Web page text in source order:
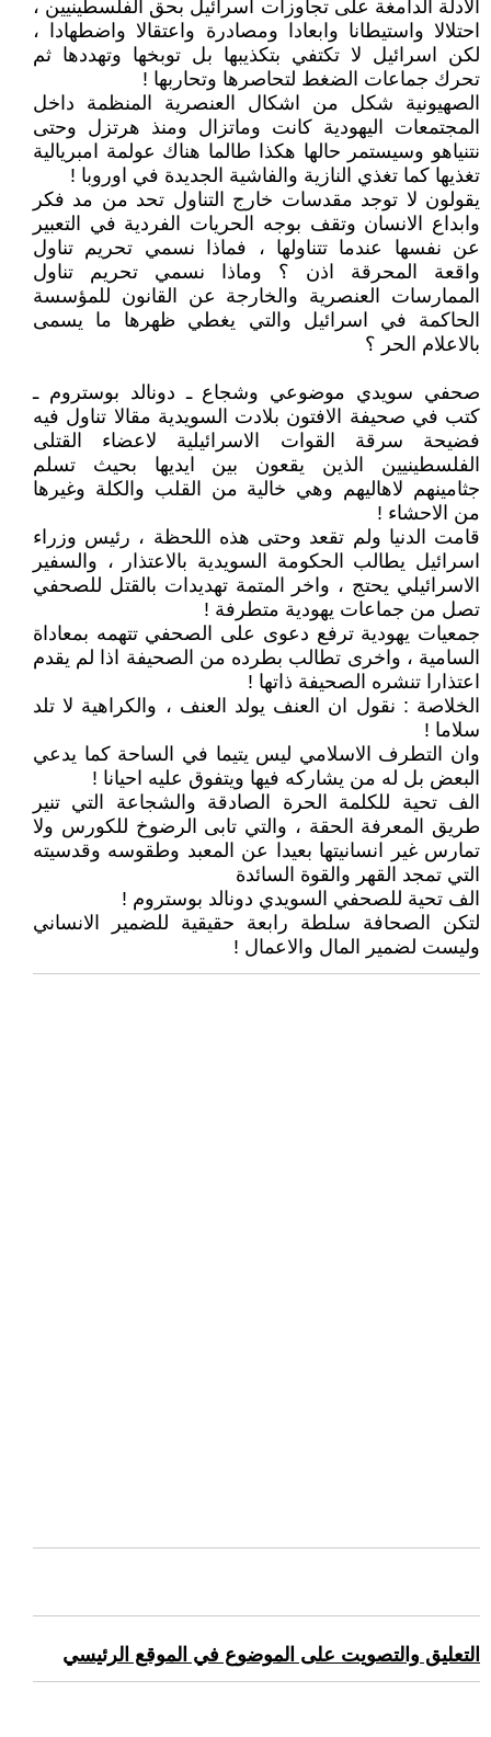
الادلة الدامغة على تجاوزات اسرائيل بحق الفلسطينيين ،
احتلالا واستيطانا وابعادا ومصادرة واعتقالا واضطهادا ،
لكن اسرائيل لا تكتفي بتكذيبها بل توبخها وتهددها ثم
تحرك جماعات الضغط لتحاصرها وتحاربها !
الصهيونية شكل من اشكال العنصرية المنظمة داخل
المجتمعات اليهودية كانت وماتزال ومنذ هرتزل وحتى
نتنياهو وسيستمر حالها هكذا طالما هناك عولمة امبريالية
تغذيها كما تغذي النازية والفاشية الجديدة في اوروبا !
يقولون لا توجد مقدسات خارج التناول تحد من مد فكر
وابداع الانسان وتقف بوجه الحريات الفردية في التعبير
عن نفسها عندما تتناولها ، فماذا نسمي تحريم تناول
واقعة المحرقة اذن ؟ وماذا نسمي تحريم تناول
الممارسات العنصرية والخارجة عن القانون للمؤسسة
الحاكمة في اسرائيل والتي يغطي ظهرها ما يسمى
بالاعلام الحر ؟
صحفي سويدي موضوعي وشجاع ـ دونالد بوستروم ـ
كتب في صحيفة الافتون بلادت السويدية مقالا تناول فيه
فضيحة سرقة القوات الاسرائيلية لاعضاء القتلى
الفلسطينيين الذين يقعون بين ايديها بحيث تسلم
جثامينهم لاهاليهم وهي خالية من القلب والكلة وغيرها
من الاحشاء !
قامت الدنيا ولم تقعد وحتى هذه اللحظة ، رئيس وزراء
اسرائيل يطالب الحكومة السويدية بالاعتذار ، والسفير
الاسرائيلي يحتج ، واخر المتمة تهديدات بالقتل للصحفي
تصل من جماعات يهودية متطرفة !
جمعيات يهودية ترفع دعوى على الصحفي تتهمه بمعاداة
السامية ، واخرى تطالب بطرده من الصحيفة اذا لم يقدم
اعتذارا تنشره الصحيفة ذاتها !
الخلاصة : نقول ان العنف يولد العنف ، والكراهية لا تلد
سلاما !
وان التطرف الاسلامي ليس يتيما في الساحة كما يدعي
البعض بل له من يشاركه فيها ويتفوق عليه احيانا !
الف تحية للكلمة الحرة الصادقة والشجاعة التي تنير
طريق المعرفة الحقة ، والتي تابى الرضوخ للكورس ولا
تمارس غير انسانيتها بعيدا عن المعبد وطقوسه وقدسيته
التي تمجد القهر والقوة السائدة
الف تحية للصحفي السويدي دونالد بوستروم !
لتكن الصحافة سلطة رابعة حقيقية للضمير الانساني
وليست لضمير المال والاعمال !
التعليق والتصويت على الموضوع في الموقع الرئيسي